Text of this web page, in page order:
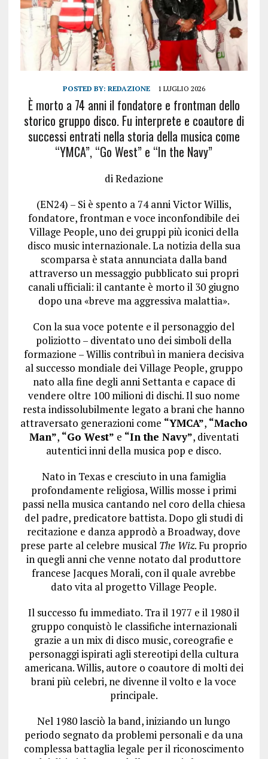
POSTED BY: REDAZIONE 1 LUGLIO 2026
È morto a 74 anni il fondatore e frontman dello
storico gruppo disco. Fu interprete e coautore di
successi entrati nella storia della musica come
“YMCA”, “Go West” e “In the Navy”
di Redazione
(EN24) – Si è spento a 74 anni Victor Willis,
fondatore, frontman e voce inconfondibile dei
Village People, uno dei gruppi più iconici della
disco music internazionale. La notizia della sua
scomparsa è stata annunciata dalla band
attraverso un messaggio pubblicato sui propri
canali ufficiali: il cantante è morto il 30 giugno
dopo una «breve ma aggressiva malattia».
Con la sua voce potente e il personaggio del
poliziotto – diventato uno dei simboli della
formazione – Willis contribuì in maniera decisiva
al successo mondiale dei Village People, gruppo
nato alla fine degli anni Settanta e capace di
vendere oltre 100 milioni di dischi. Il suo nome
resta indissolubilmente legato a brani che hanno
attraversato generazioni come “YMCA”, “Macho
Man”, “Go West” e “In the Navy”, diventati
autentici inni della musica pop e disco.
Nato in Texas e cresciuto in una famiglia
profondamente religiosa, Willis mosse i primi
passi nella musica cantando nel coro della chiesa
del padre, predicatore battista. Dopo gli studi di
recitazione e danza approdò a Broadway, dove
prese parte al celebre musical The Wiz. Fu proprio
in quegli anni che venne notato dal produttore
francese Jacques Morali, con il quale avrebbe
dato vita al progetto Village People.
Il successo fu immediato. Tra il 1977 e il 1980 il
gruppo conquistò le classifiche internazionali
grazie a un mix di disco music, coreografie e
personaggi ispirati agli stereotipi della cultura
americana. Willis, autore o coautore di molti dei
brani più celebri, ne divenne il volto e la voce
principale.
Nel 1980 lasciò la band, iniziando un lungo
periodo segnato da problemi personali e da una
complessa battaglia legale per il riconoscimento